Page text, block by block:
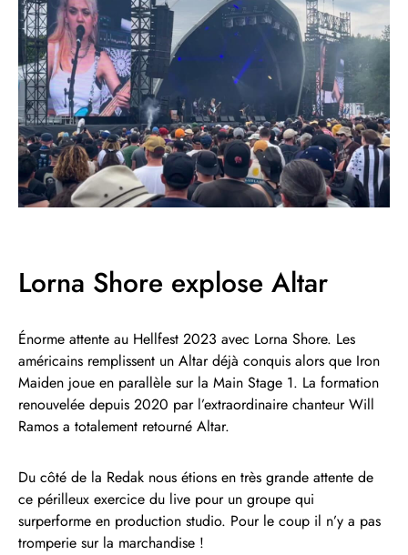
Lorna Shore explose Altar
Énorme attente au Hellfest 2023 avec Lorna Shore. Les
américains remplissent un Altar déjà conquis alors que Iron
Maiden joue en parallèle sur la Main Stage 1. La formation
renouvelée depuis 2020 par l’extraordinaire chanteur Will
Ramos a totalement retourné Altar.
Du côté de la Redak nous étions en très grande attente de
ce périlleux exercice du live pour un groupe qui
surperforme en production studio. Pour le coup il n’y a pas
tromperie sur la marchandise !